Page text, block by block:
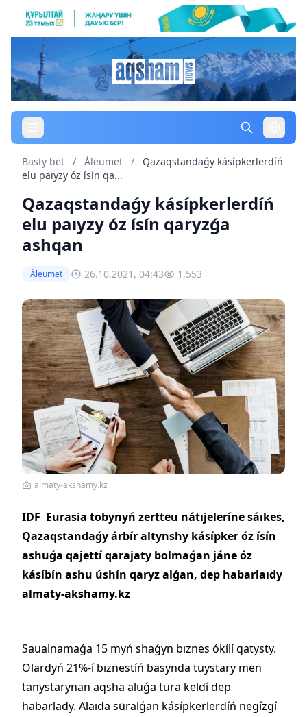
Basty bet / Áleumet /
Qazaqstandaǵy kásípkerlerdíń
elu paıyzy óz ísín qa...
Qazaqstandaǵy kásípkerlerdíń
elu paıyzy óz ísín qaryzǵa
ashqan
Áleumet 26.10.2021, 04:43 1,553
almaty-akshamy.kz
IDF Eurasia tobynyń zertteu nátıjeleríne sáıkes,
Qazaqstandaǵy árbír altynshy kásípker óz ísín
ashuǵa qajettí qarajaty bolmaǵan jáne óz
kásíbín ashu úshín qaryz alǵan, dep habarlaıdy
almaty-akshamy.kz
Saualnamaǵa 15 myń shaǵyn bıznes ókílí qatysty.
Olardyń 21%-í bıznestíń basynda tuystary men
tanystarynan aqsha aluǵa tura keldí dep
habarlady. Alaıda sūralǵan kásípkerlerdíń negízgí